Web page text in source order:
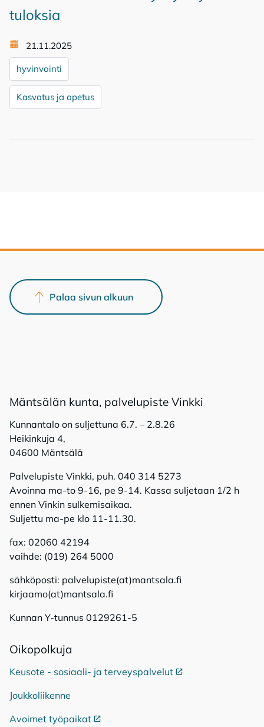
tuloksia
21.11.2025
hyvinvointi
Kasvatus ja opetus
Mänt­sä­län kun­ta, pal­ve­lu­pis­te Vink­ki
Kunnantalo on suljettuna 6.7. – 2.8.26
Heikinkuja 4,
04600 Mäntsälä
Palvelupiste Vinkki, puh. 040 314 5273
Avoinna ma-to 9-16, pe 9-14. Kassa suljetaan 1/2 h
ennen Vinkin sulkemisaikaa.
Suljettu ma-pe klo 11-11.30.
fax: 02060 42194
vaihde: (019) 264 5000
sähköposti: palvelupiste(at)mantsala.fi
kirjaamo(at)mantsala.fi
Kunnan Y-tunnus 0129261-5
Oi­ko­pol­ku­ja
Keusote - sosiaali- ja terveyspalvelut Ulkoinen linkki
Joukkoliikenne
Avoimet työpaikat Ulkoinen linkki
Palaa sivun alkuun